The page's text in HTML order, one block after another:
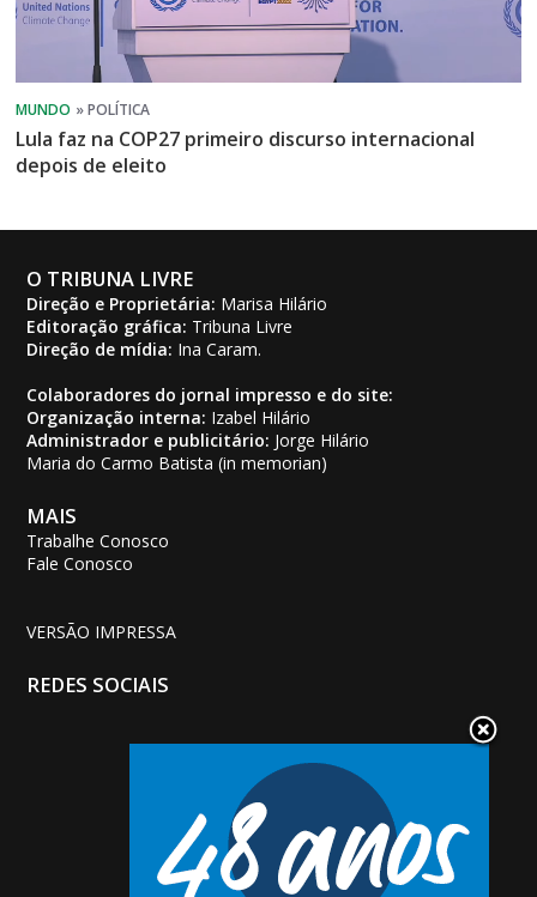
Lula faz na COP27 primeiro discurso internacional
depois de eleito
O TRIBUNA LIVRE
Direção e Proprietária: Marisa Hilário
Editoração gráfica: Tribuna Livre
Direção de mídia: Ina Caram.
Colaboradores do jornal impresso e do site:
Organização interna: Izabel Hilário
Administrador e publicitário: Jorge Hilário
Maria do Carmo Batista (in memorian)
MAIS
Trabalhe Conosco
Fale Conosco
VERSÃO IMPRESSA
REDES SOCIAIS